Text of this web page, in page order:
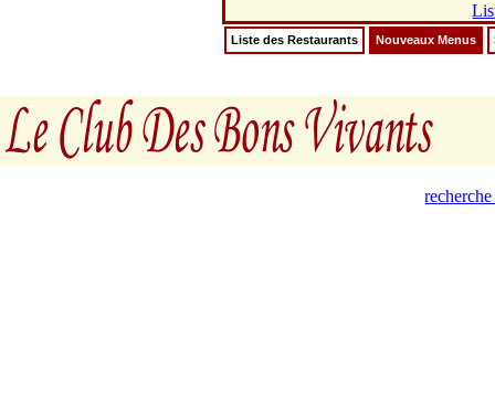
Liste des Restaurants Nouveaux Menus